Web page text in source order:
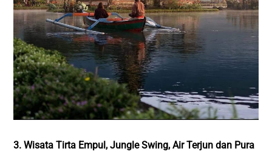
3. Wisata Tirta Empul, Jungle Swing, Air Terjun dan Pura